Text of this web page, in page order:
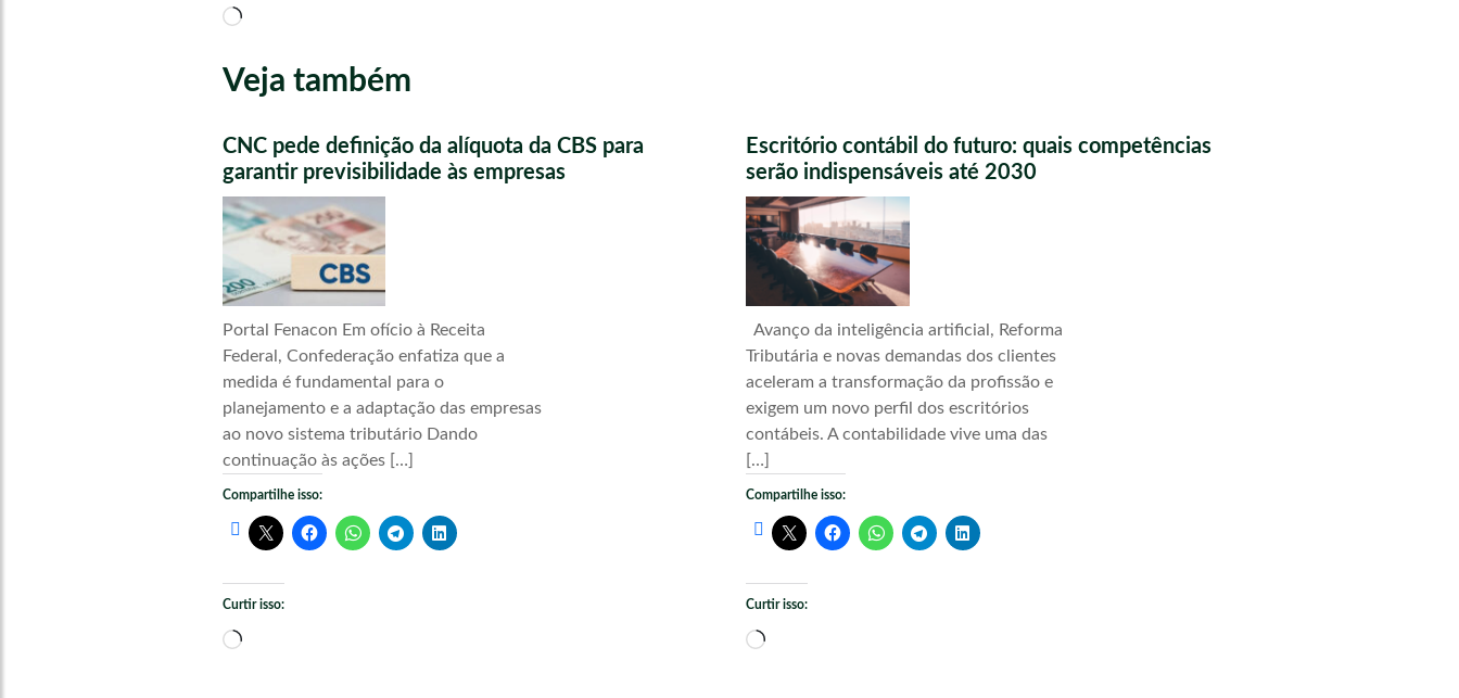
Carregando...
Veja também
CNC pede definição da alíquota da CBS para
garantir previsibilidade às empresas
Portal Fenacon Em ofício à Receita
Federal, Confederação enfatiza que a
medida é fundamental para o
planejamento e a adaptação das empresas
ao novo sistema tributário Dando
continuação às ações […]
Compartilhe isso:
Curtir isso:
Carregando...
Escritório contábil do futuro: quais competências
serão indispensáveis até 2030
Avanço da inteligência artificial, Reforma
Tributária e novas demandas dos clientes
aceleram a transformação da profissão e
exigem um novo perfil dos escritórios
contábeis. A contabilidade vive uma das
[…]
Compartilhe isso:
Curtir isso:
Carregando...